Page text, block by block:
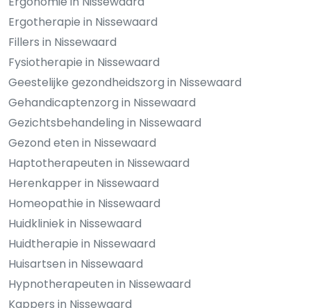
Ergotherapie in Nissewaard
Fillers in Nissewaard
Fysiotherapie in Nissewaard
Geestelijke gezondheidszorg in Nissewaard
Gehandicaptenzorg in Nissewaard
Gezichtsbehandeling in Nissewaard
Gezond eten in Nissewaard
Haptotherapeuten in Nissewaard
Herenkapper in Nissewaard
Homeopathie in Nissewaard
Huidkliniek in Nissewaard
Huidtherapie in Nissewaard
Huisartsen in Nissewaard
Hypnotherapeuten in Nissewaard
Kappers in Nissewaard